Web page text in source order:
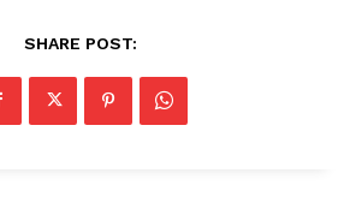
SHARE POST: